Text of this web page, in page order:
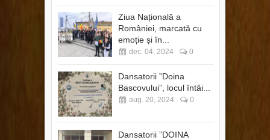
Ziua Națională a
României, marcată cu
emoție și în...
dec. 04, 2024 0
Dansatorii ”Doina
Bascovului”, locul întâi...
aug. 20, 2024 0
Dansatorii ”DOINA